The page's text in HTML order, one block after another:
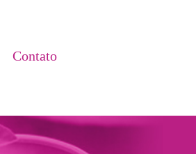
Contato